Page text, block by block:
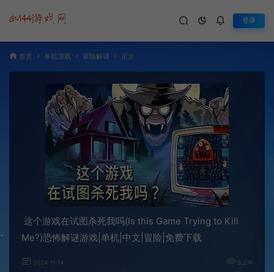
登录
首页 单机游戏 冒险解谜 正文
这个游戏在试图杀死我吗(Is this Game Trying to Kill
Me?)恐怖解谜游戏|单机|中文|冒险|免费下载
2024-11-14 3,274